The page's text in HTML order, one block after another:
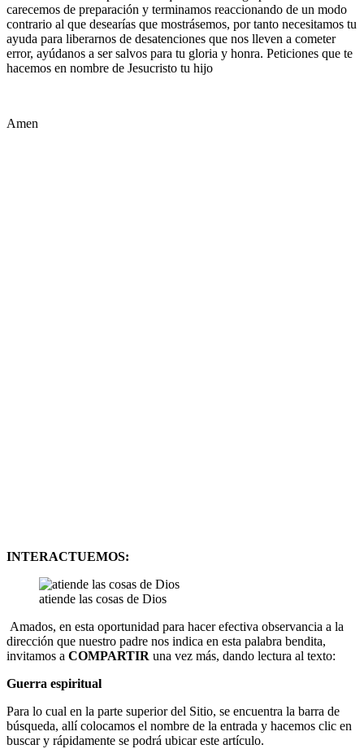
carecemos de preparación y terminamos reaccionando de un modo
contrario al que desearías que mostrásemos, por tanto necesitamos tu
ayuda para liberarnos de desatenciones que nos lleven a cometer
error, ayúdanos a ser salvos para tu gloria y honra. Peticiones que te
hacemos en nombre de Jesucristo tu hijo
Amen
INTERACTUEMOS:
atiende las cosas de Dios
Amados, en esta oportunidad para hacer efectiva observancia a la
dirección que nuestro padre nos indica en esta palabra bendita,
invitamos a COMPARTIR una vez más, dando lectura al texto:
Guerra espiritual
Para lo cual en la parte superior del Sitio, se encuentra la barra de
búsqueda, allí colocamos el nombre de la entrada y hacemos clic en
buscar y rápidamente se podrá ubicar este artículo.